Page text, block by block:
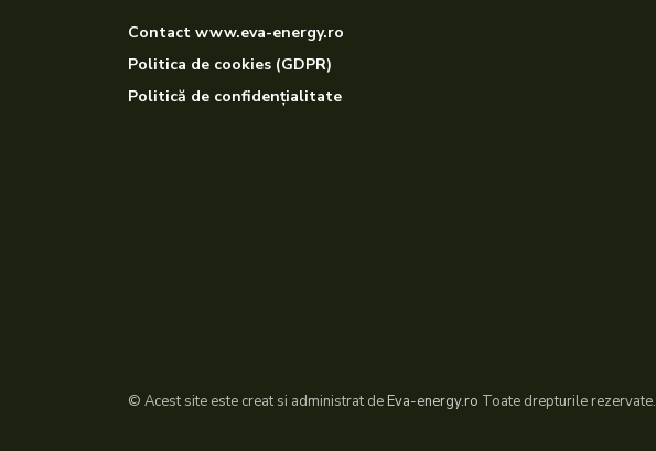
Contact www.eva-energy.ro
Politica de cookies (GDPR)
Politică de confidențialitate
© Acest site este creat si administrat deEva-energy.ro Toate drepturile rezervate.